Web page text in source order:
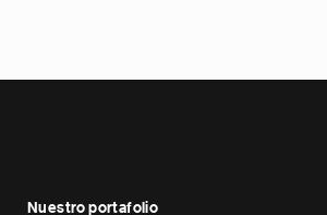
Nuestro portafolio